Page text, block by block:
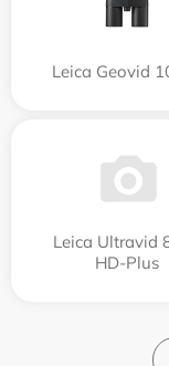
Leica Geovid
Leica Ultravid
HD-Plus